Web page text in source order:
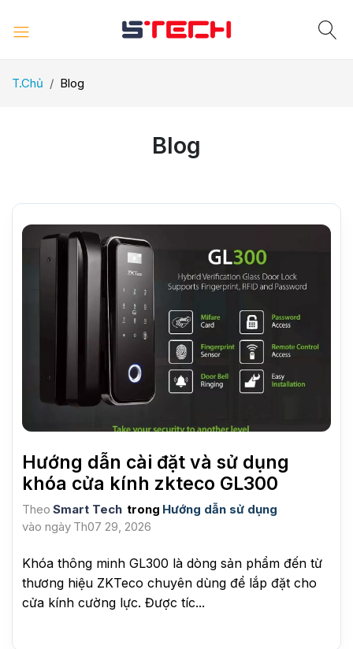
T.Chủ Blog
Blog
Hướng dẫn cài đặt và sử dụng
khóa cửa kính zkteco GL300
Theo Smart Tech trong Hướng dẫn sử dụng
vào ngày Th07 29, 2026
Khóa thông minh GL300 là dòng sản phẩm đến từ
thương hiệu ZKTeco chuyên dùng để lắp đặt cho
cửa kính cường lực. Được tíc...